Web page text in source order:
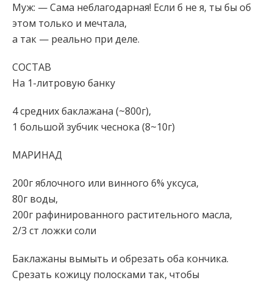
Муж: — Сама неблагодарная! Если б не я, ты бы об
этом только и мечтала,
а так — реально при деле.
СОСТАВ
На 1-литровую банку
4 средних баклажана (~800г),
1 большой зубчик чеснока (8~10г)
МАРИНАД
200г яблочного или винного 6% уксуса,
80г воды,
200г рафинированного растительного масла,
2/3 ст ложки соли
Баклажаны вымыть и обрезать оба кончика.
Срезать кожицу полосками так, чтобы